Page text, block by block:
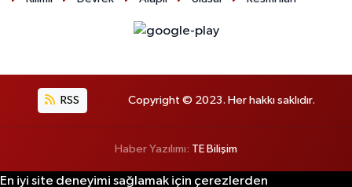
RSS Copyright © 2023. Her hakkı saklıdır.
Haber Yazılımı: TE Bilişim
En iyi site deneyimi sağlamak için çerezlerden